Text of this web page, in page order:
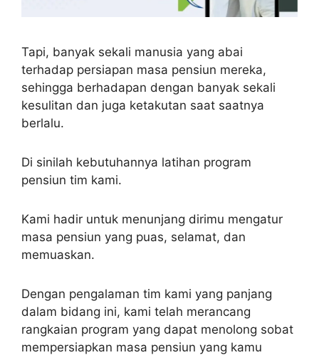
Tapi, banyak sekali manusia yang abai
terhadap persiapan masa pensiun mereka,
sehingga berhadapan dengan banyak sekali
kesulitan dan juga ketakutan saat saatnya
berlalu.
Di sinilah kebutuhannya latihan program
pensiun tim kami.
Kami hadir untuk menunjang dirimu mengatur
masa pensiun yang puas, selamat, dan
memuaskan.
Dengan pengalaman tim kami yang panjang
dalam bidang ini, kami telah merancang
rangkaian program yang dapat menolong sobat
mempersiapkan masa pensiun yang kamu